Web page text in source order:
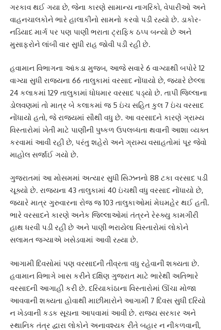
ગરકાવ થઈ ગયા છે, જેના કારણે સામાન્ય નાગરિકો, વેપારીઓ અને
વાહનચાલકોને ભારે હાલાકીનો સામનો કરવો પડી રહ્યો છે. ડાકોર-
નડિયાદ માર્ગ પર પણ પાણી ભરાતા ટ્રાફિક ઠપ્પ બન્યો છે અને
મુસાફરોને લાંબી વાર સુધી રાહ જોવી પડી રહી છે.
હવામાન વિભાગના આંકડા મુજબ, આજે સવારે 6 વાગ્યાથી બપોરે 12
વાગ્યા સુધી રાજ્યના 66 તાલુકામાં વરસાદ નોંધાયો છે, જ્યારે છેલ્લા
24 કલાકમાં 129 તાલુકામાં ધોધમાર વરસાદ પડ્યો છે. તાપી જિલ્લાના
ડોલવણમાં તો માત્ર બે કલાકમાં જ 5 ઇંચ સહિત કુલ 7 ઇંચ વરસાદ
નોંધાયો હતો, જે રાજ્યમાં સૌથી વધુ છે. આ વરસાદને કારણે ગ્રામ્ય
વિસ્તારોમાં ખેતી માટે પાણીની પુષ્કળ ઉપલબ્ધતા થવાની આશા વ્યક્ત
કરવામાં આવી રહી છે, પરંતુ શહેરો અને ગ્રામ્ય વસાહતોમાં પૂર જેવો
માહોલ સર્જાઈ ગયો છે.
ગુજરાતમાં આ મોસમમાં અત્યાર સુધી સિઝનનો 88 ટકા વરસાદ પડી
ચૂક્યો છે. રાજ્યના 43 તાલુકામાં 40 ઇંચથી વધુ વરસાદ નોંધાયો છે,
જ્યારે માત્ર ગુરુવારના રોજ જ 103 તાલુકાઓમાં મેઘમહેર થઈ હતી.
ભારે વરસાદને કારણે અનેક જિલ્લાઓમાં તંત્રને રેસ્ક્યુ કામગીરી
હાથ ધરવી પડી રહી છે અને પાણી ભરાયેલા વિસ્તારોમાં લોકોને
સલામત જગ્યાએ ખસેડવામાં આવી રહ્યા છે.
આગામી દિવસોમાં પણ વરસાદની તીવ્રતા વધુ રહેવાની શક્યતા છે.
હવામાન વિભાગે ખાસ કરીને દક્ષિણ ગુજરાત માટે ભારેથી અતિભારે
વરસાદની આગાહી કરી છે. દરિયાકાંઠાના વિસ્તારોમાં ઊંચા મોજા
આવવાની શક્યતા હોવાથી માછીમારોને આગામી 7 દિવસ સુધી દરિયો
ન ખેડવાની કડક સૂચના આપવામાં આવી છે. રાજ્ય સરકાર અને
સ્થાનિક તંત્ર દ્વારા લોકોને અનાવશ્યક રીતે બહાર ન નીકળવાની,